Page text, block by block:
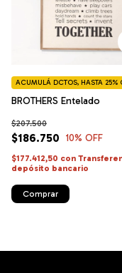
BROTHERS Entelado
$186.750
$207.500
10% OFF
ACUMULÁ DCTOS, HASTA 25%
$177.412,50 con
depósito bancario
Comprar